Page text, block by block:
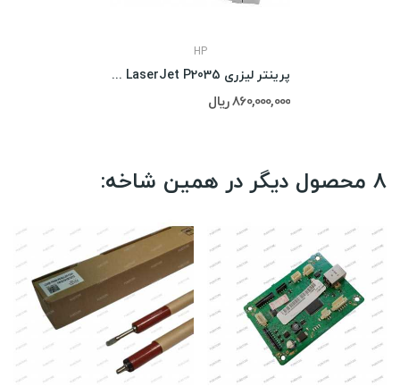
HP
پرینتر لیزری Hp LaserJet P2035
860,000,000 ریال
8 محصول دیگر در همین شاخه: